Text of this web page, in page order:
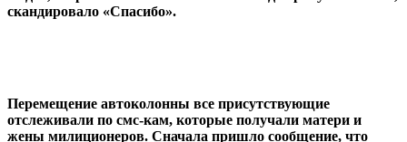
скандировало «Спасибо».
Перемещение автоколонны все присутствующие
отслеживали по смс-кам, которые получали матери и
жены милиционеров. Сначала пришло сообщение, что